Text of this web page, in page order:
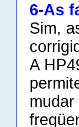
6-As
Sim,
A